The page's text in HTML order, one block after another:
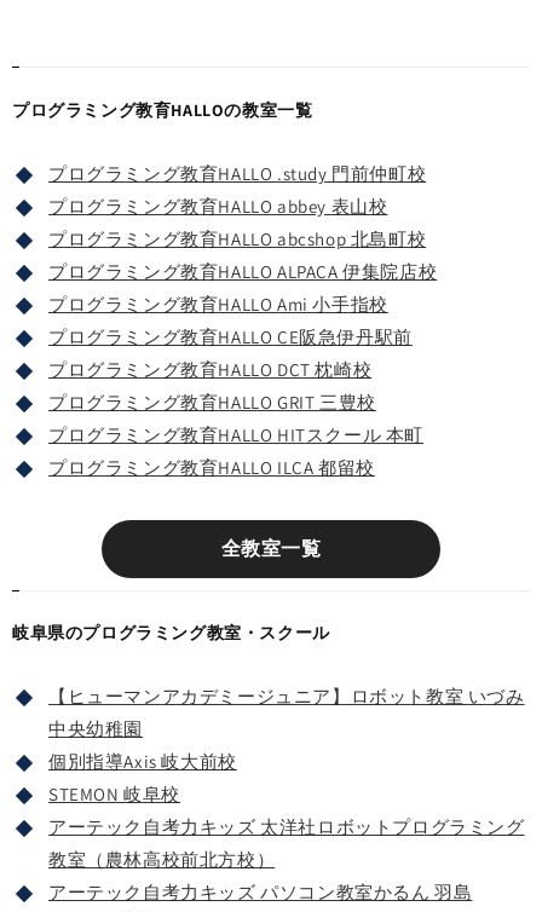
プログラミング教育HALLOの教室一覧
プログラミング教育HALLO .study 門前仲町校
プログラミング教育HALLO abbey 表山校
プログラミング教育HALLO abcshop 北島町校
プログラミング教育HALLO ALPACA 伊集院店校
プログラミング教育HALLO Ami 小手指校
プログラミング教育HALLO CE阪急伊丹駅前
プログラミング教育HALLO DCT 枕崎校
プログラミング教育HALLO GRIT 三豊校
プログラミング教育HALLO HITスクール 本町
プログラミング教育HALLO ILCA 都留校
全教室一覧
岐阜県のプログラミング教室・スクール
【ヒューマンアカデミージュニア】ロボット教室 いづみ
中央幼稚園
個別指導Axis 岐大前校
STEMON 岐阜校
アーテック自考力キッズ 太洋社ロボットプログラミング
教室（農林高校前北方校）
アーテック自考力キッズ パソコン教室かるん 羽島